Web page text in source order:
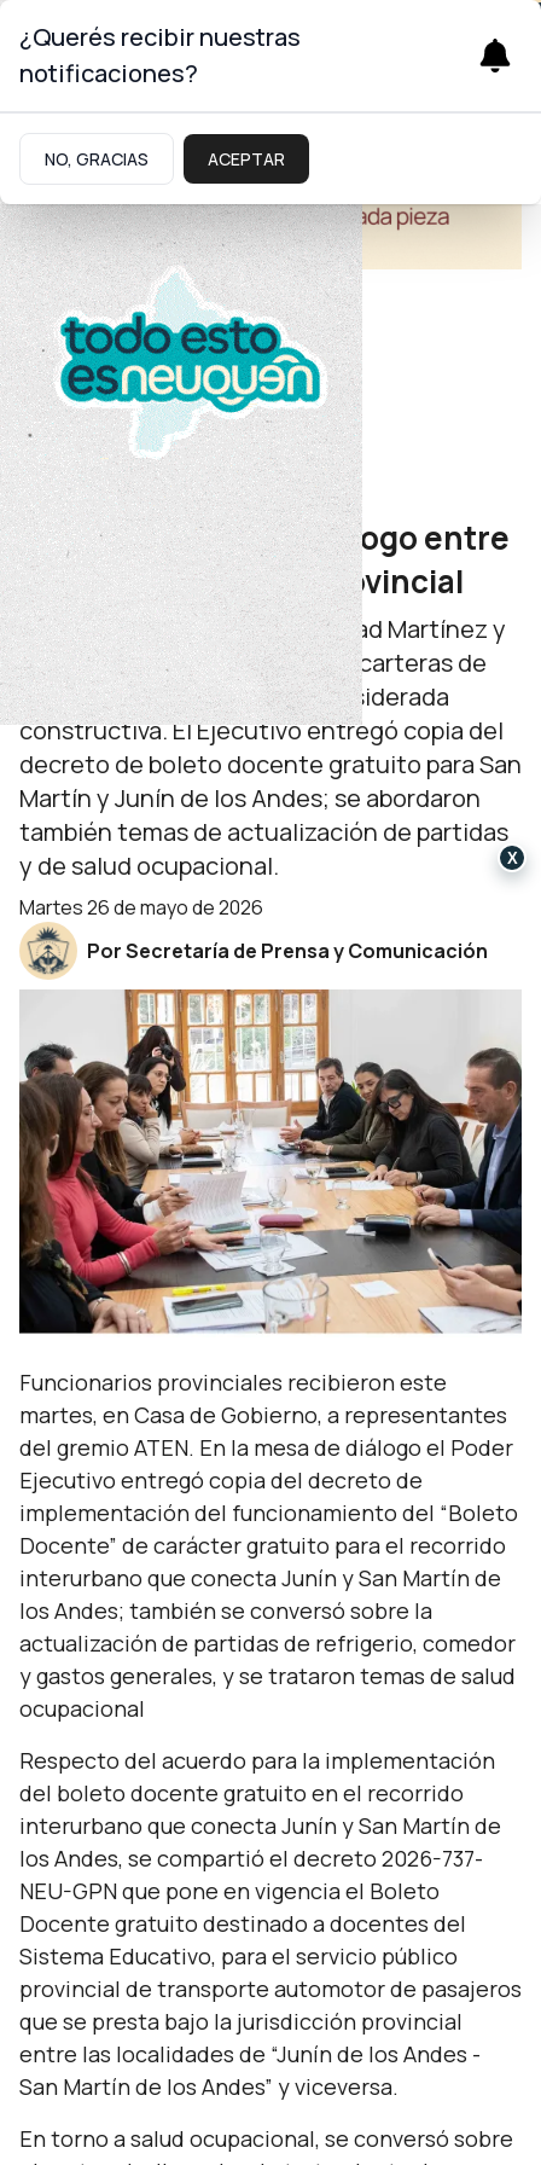
Educación
Educación
Hubo una mesa de diálogo entre
ATEN y el Gobierno provincial
La reunión presidida por Soledad Martínez y
Jorge Tobares, al frente de las carteras de
Educación y Gobierno fue considerada
constructiva. El Ejecutivo entregó copia del
decreto de boleto docente gratuito para San
Martín y Junín de los Andes; se abordaron
también temas de actualización de partidas
y de salud ocupacional.
martes 26 de mayo de 2026
Por Secretaría de Prensa y Comunicación
Funcionarios provinciales recibieron este
martes, en Casa de Gobierno, a representantes
del gremio ATEN. En la mesa de diálogo el Poder
Ejecutivo entregó copia del decreto de
implementación del funcionamiento del “Boleto
Docente” de carácter gratuito para el recorrido
interurbano que conecta Junín y San Martín de
los Andes; también se conversó sobre la
actualización de partidas de refrigerio, comedor
y gastos generales, y se trataron temas de salud
ocupacional
Respecto del acuerdo para la implementación
del boleto docente gratuito en el recorrido
interurbano que conecta Junín y San Martín de
los Andes, se compartió el decreto 2026-737-
NEU-GPN que pone en vigencia el Boleto
Docente gratuito destinado a docentes del
Sistema Educativo, para el servicio público
provincial de transporte automotor de pasajeros
que se presta bajo la jurisdicción provincial
entre las localidades de “Junín de los Andes -
San Martín de los Andes” y viceversa.
En torno a salud ocupacional, se conversó sobre
¿Querés recibir nuestras
notificaciones?
NO, GRACIAS ACEPTAR
X